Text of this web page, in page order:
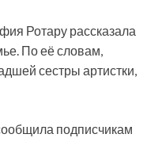
Ротару рассказала
По её словам,
сестры артистки,
подписчикам